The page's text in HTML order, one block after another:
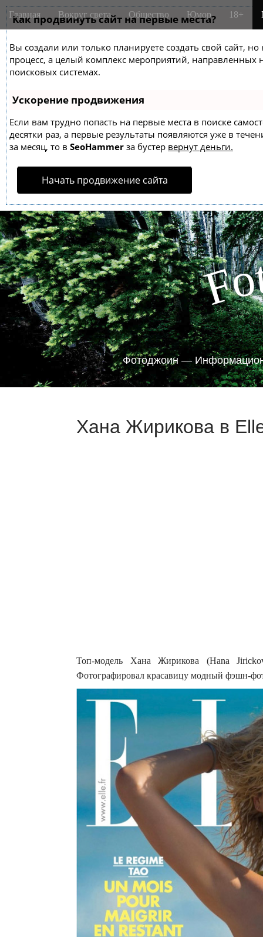
Как продвинуть сайт на первые места?
Вы создали или только планируете создать свой сайт,
процесс, а целый комплекс мероприятий,
поисковых системах.
Ускорение продвижения
Если вам трудно попасть на первые места в поиске
десятки раз, а первые результаты появляются уже в
за месяц, то в SeoHammer за бустер вернут деньги.
Начать продвижение сайта
M
a
n
m
e
n
u
i
Главная Вокруг света Общество Юмор 18+
Fo
Фотоджоин —
Хана Жирикова в
Топ-модель Хана Жирикова (Hana
Фотографировал красавицу модный фэшн-